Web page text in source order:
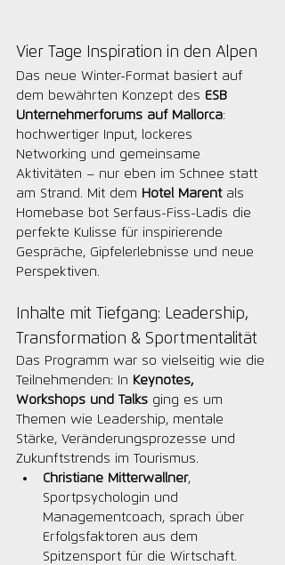
Vier Tage Inspiration in den Alpen
Das neue Winter-Format basiert auf
dem bewährten Konzept des ESB
Unternehmerforums auf Mallorca:
hochwertiger Input, lockeres
Networking und gemeinsame
Aktivitäten – nur eben im Schnee statt
am Strand. Mit dem Hotel Marent als
Homebase bot Serfaus-Fiss-Ladis die
perfekte Kulisse für inspirierende
Gespräche, Gipfelerlebnisse und neue
Perspektiven.
Inhalte mit Tiefgang: Leadership,
Transformation & Sportmentalität
Das Programm war so vielseitig wie die
Teilnehmenden: In Keynotes,
Workshops und Talks ging es um
Themen wie Leadership, mentale
Stärke, Veränderungsprozesse und
Zukunftstrends im Tourismus.
Christiane Mitterwallner,
Sportpsychologin und
Managementcoach, sprach über
Erfolgsfaktoren aus dem
Spitzensport für die Wirtschaft.